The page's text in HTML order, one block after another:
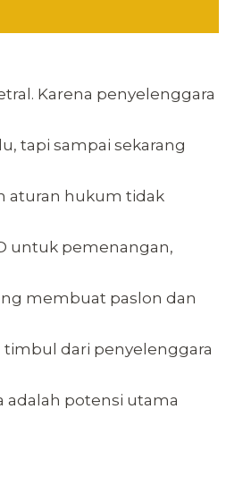
Karena penyelenggara
tapi sampai sekarang
aturan hukum tidak
untuk pemenangan,
membuat paslon dan
timbul dari penyelenggara
adalah potensi utama